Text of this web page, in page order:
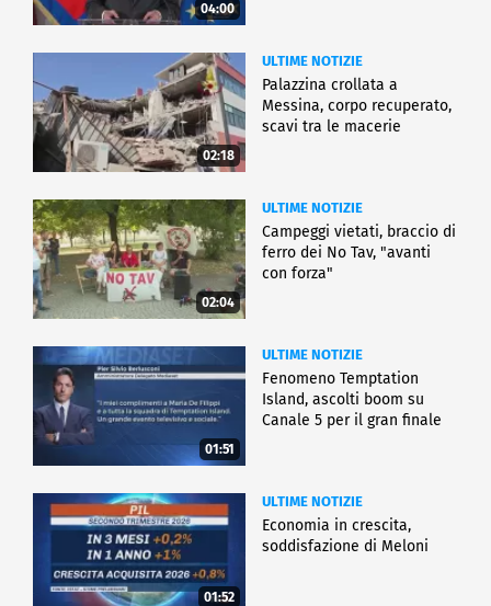
04:00
02:18
ULTIME NOTIZIE
Palazzina crollata a
Messina, corpo recuperato,
scavi tra le macerie
02:04
ULTIME NOTIZIE
Campeggi vietati, braccio di
ferro dei No Tav, "avanti
con forza"
01:51
ULTIME NOTIZIE
Fenomeno Temptation
Island, ascolti boom su
Canale 5 per il gran finale
01:52
ULTIME NOTIZIE
Economia in crescita,
soddisfazione di Meloni